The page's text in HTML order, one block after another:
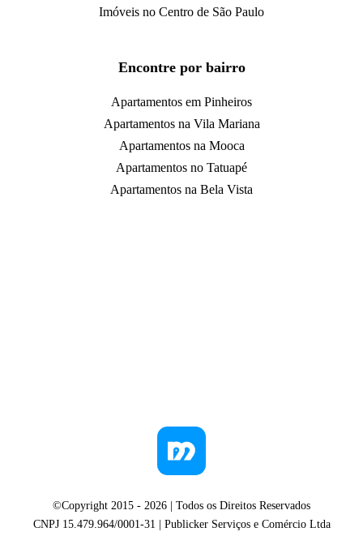
Imóveis no Centro de São Paulo
Encontre por bairro
Apartamentos em Pinheiros
Apartamentos na Vila Mariana
Apartamentos na Mooca
Apartamentos no Tatuapé
Apartamentos na Bela Vista
©Copyright 2015 - 2026 | Todos os Direitos Reservados
CNPJ 15.479.964/0001-31 | Publicker Serviços e Comércio Ltda